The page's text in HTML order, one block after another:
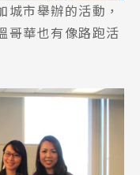
市舉辦的活動，
哥華也有像路跑活